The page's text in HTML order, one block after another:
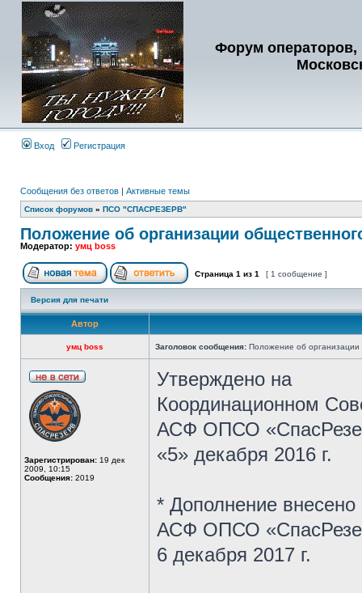
Форум операторов,
Вход Регистрация
Сообщения без ответов | Активные темы
Список форумов » ПСО "СПАСРЕЗЕРВ"
Положение об организации
Модератор: умц boss
Страница 1 из 1 [ 1 сообщение ]
Версия для печати
Автор
умц boss Заголовок сообщения: Положение об организации
Зарегистрирован: 19 дек
2009, 10:15
Сообщения: 2019
Утверждено на
Координационном
АСФ ОПСО
«5» декабря 2016 г.
* Дополнение
АСФ ОПСО
6 декабря 2017 г.